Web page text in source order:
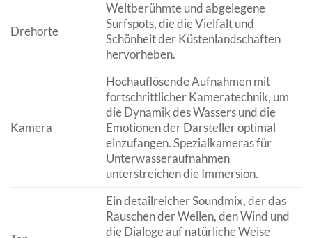
Drehorte
Weltberühmte und abgelegene
Surfspots, die die Vielfalt und
Schönheit der Küstenlandschaften
hervorheben.
Kamera
Hochauflösende Aufnahmen mit
fortschrittlicher Kameratechnik, um
die Dynamik des Wassers und die
Emotionen der Darsteller optimal
einzufangen. Spezialkameras für
Unterwasseraufnahmen
unterstreichen die Immersion.
Ein detailreicher Soundmix, der das
Rauschen der Wellen, den Wind und
die Dialoge auf natürliche Weise